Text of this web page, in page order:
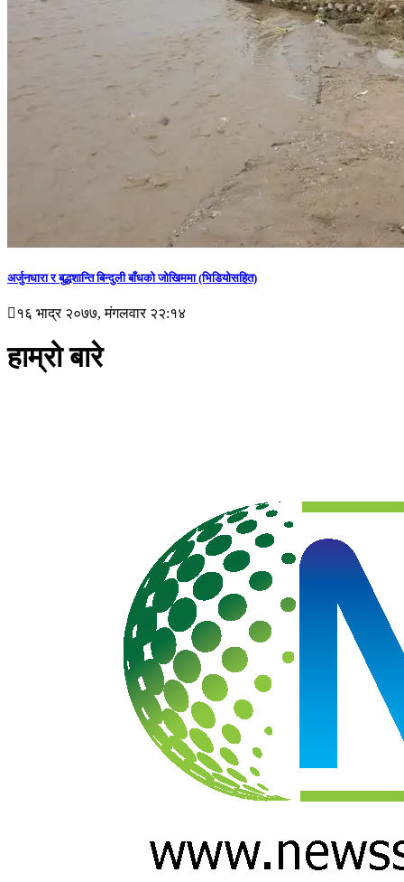
अर्जुनधारा र बुद्धशान्ति बिन्दुली बाँधको जोखिममा (भिडियाेसहित)
१६ भाद्र २०७७, मंगलवार २२:१४
हाम्रो बारे